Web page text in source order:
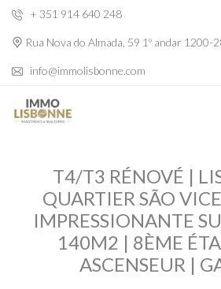
+ 351 914 640 248
Rua Nova do Almada, 59 1º andar 1200-
info@immolisbonne.com
T4/T3 RÉNOVÉ |
QUARTIER SÃO
IMPRESSIONANTE
140M2 | 8ÈME
ASCENSEUR |